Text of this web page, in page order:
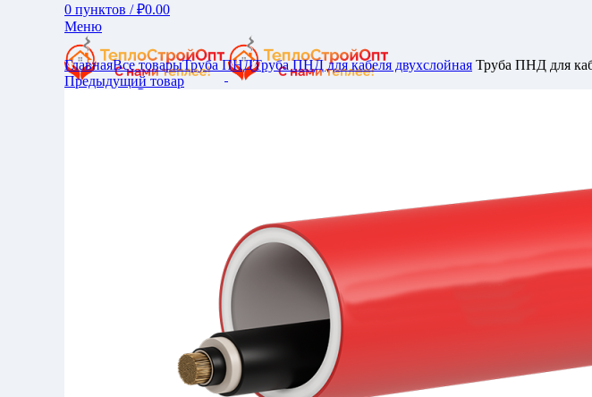
0 пунктов / ₽0.00
Меню
₽
Увеличить
ГлавнаяВсе товарыТруба ПНДТруба ПНД для кабеля двухслойная Труба ПНД для
Предыдущий товар